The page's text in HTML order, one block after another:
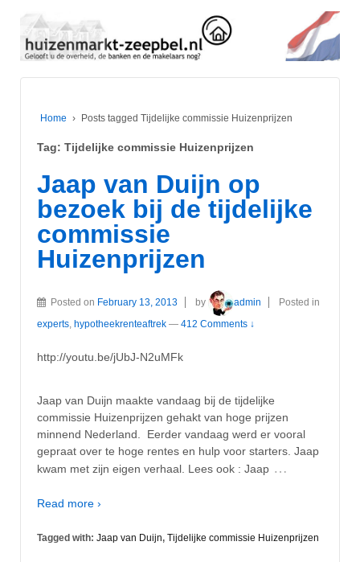
Home › Posts tagged Tijdelijke commissie Huizenprijzen
Tag: Tijdelijke commissie Huizenprijzen
Jaap van Duijn op
bezoek bij de tijdelijke
commissie
Huizenprijzen
Posted on February 13, 2013 by admin
Posted in
experts, hypotheekrenteaftrek — 412 Comments ↓
http://youtu.be/jUbJ-N2uMFk
Jaap van Duijn maakte vandaag bij de tijdelijke
commissie Huizenprijzen gehakt van hoge prijzen
minnend Nederland. Eerder vandaag werd er vooral
gepraat over te hoge rentes en hulp voor starters. Jaap
kwam met zijn eigen verhaal. Lees ook : Jaap …
Read more ›
Tagged with: Jaap van Duijn, Tijdelijke commissie Huizenprijzen